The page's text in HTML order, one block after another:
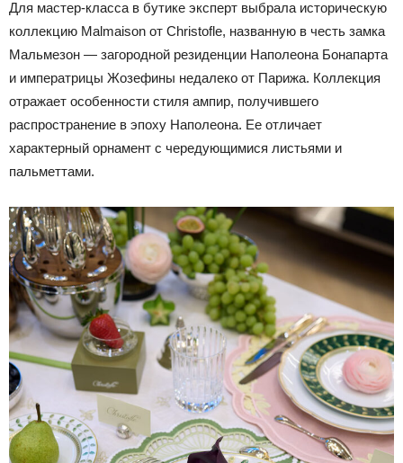
Для мастер-класса в бутике эксперт выбрала историческую
коллекцию Malmaison от Christofle, названную в честь замка
Мальмезон — загородной резиденции Наполеона Бонапарта
и императрицы Жозефины недалеко от Парижа. Коллекция
отражает особенности стиля ампир, получившего
распространение в эпоху Наполеона. Ее отличает
характерный орнамент с чередующимися листьями и
пальметтами.